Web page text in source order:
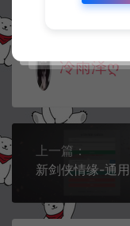
冷雨泽ღ
上一篇：